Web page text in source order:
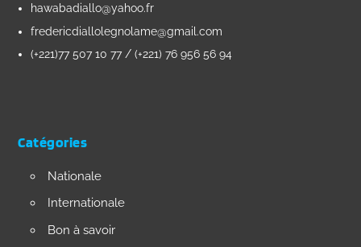
hawabadiallo@yahoo.fr
fredericdiallolegnolame@gmail.com
(+221)77 507 10 77 / (+221) 76 956 56 94
Catégories
Nationale
Internationale
Bon à savoir